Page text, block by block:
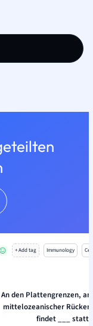
+ Add tag Immunology
An den Plattengrenzen, an
mittelozeanischer
findet ___ statt.